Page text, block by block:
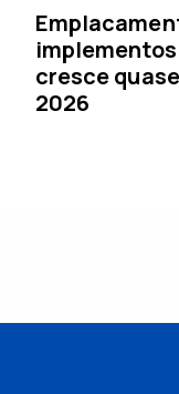
cresce
2026